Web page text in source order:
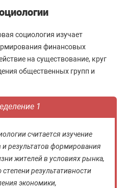
социология изучает
финансовых
на существование, круг
общественных групп и
1
считается изучение
результатов формирования
жителей в условиях рынка,
результативности
экономики,